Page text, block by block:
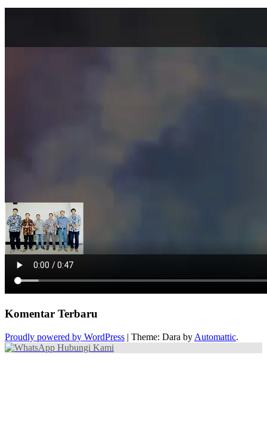
Komentar Terbaru
Proudly powered by WordPress | Theme: Dara by Automattic.
Hubungi Kami